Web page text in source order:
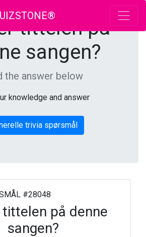
tittelen på
sangen?
the answer below
knowledge and answer
trivia spørsmål
#28048
tittelen på denne
sangen?